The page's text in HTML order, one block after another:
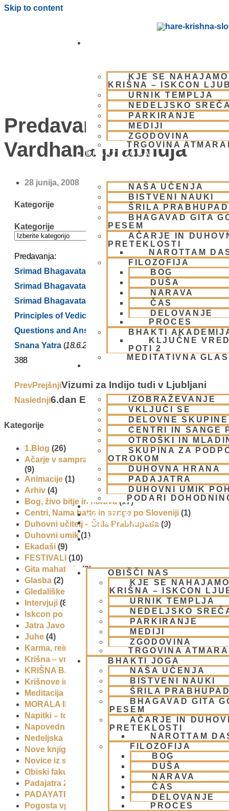
Skip to content
KJE SE
KRIŠNA – ISKCON
URNIK TEMPLJA
NEDELJSKO
PARKIRANJE
MEDIJI
ZGODOVINA
TRGOVINA
BHAKTI JOGA
NAŠA UČENJA
BISTVENI NAUKI
ŠRILA
BHAGAVAD GITA
PESEM
AČARJE IN
PRETEKLOSTI
NAROTTAM
FILOZOFIJA
BOG
DUŠA
NARAVA
ČAS
DELOVANJE
PROCES
BHAKTI
KLJUČNE
POTI 2
MEDITATIVNA
IZOBRAŽEVANJE
VKLJUČI SE
DELOVNE SKUPINE
CENTRI IN SANGE
OTROŠKI IN
SKUPINA ZA
OTROKOM
DUHOVNA HRANA
PADAJATRA
DUHOVNI UMIK
PODARI
DONIRAJ
KOLEDAR
VAŠA VPRAŠANJA
PIŠI NAM
BLOG
OBIŠČI NAS
KJE SE
KRIŠNA – ISKCON
URNIK TEMPLJA
NEDELJSKO
PARKIRANJE
MEDIJI
ZGODOVINA
TRGOVINA
BHAKTI JOGA
NAŠA UČENJA
BISTVENI NAUKI
ŠRILA
BHAGAVAD GITA
PESEM
AČARJE IN
PRETEKLOSTI
NAROTTAM
FILOZOFIJA
BOG
DUŠA
NARAVA
ČAS
DELOVANJE
PROCES
Predavanje Priti
Vardhana prabhuja
28 junija, 2008
Kategorije
Kategorije
Predavanja:
Srimad Bhagavatam 2.9.34 – part 1(17.06.2008)
Srimad Bhagavatam 2.9.34 – part 2(18.06.2008)
Srimad Bhagavatam 2.9.34 – part 3(19.06.2008)
Principles of Vedic Education
(19.6.2008)
Questions and Answers
(19.6.2008)
Snana Yatra (18.6.2008)
388
PrevPrejšnjiVizumi za Indijo tudi v Ljubljani
Naslednji6.dan Eko-karavane Next
Kategorije
1.Blog (26)
Ačarje v sampradaji – duhovni učitelji iz preteklosti
(9)
Animacije (1)
Arhiv (4)
Bog, živo bitje in narava (17)
Centri, Nama hatte in sange po Sloveniji (1)
Duhovni učitelj – Šrila Prabhupada (9)
Duhovni umik(1)
Ekadaši (9)
FESTIVALI (10)
Gita mahatmja
(3)
Glasba (2)
Gledališke igre
Intervjuji (8)
Iskcon po svetu
Jatra Javornik 2008(1)
Juhe (4)
Karma, reinkarnacija in bhakti(8)
Krišna – vrhovna božanska oseba(7)
KRIŠNA BAZAR
(1)
Krišnove inkarnacije
Meditacija
MORALA IN ETIKA
(5)
Napitki – topli
Napovednik
Nedeljska predavanja in festivali
(1)
Nove knjige
Novice iz skupnosti
Obiski fakultete – šole
Padajatra 2008
PADAYATRA
Pogosta vprašanja